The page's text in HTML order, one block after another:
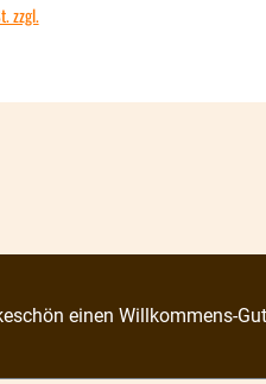
zzgl.
einen Willkommens-